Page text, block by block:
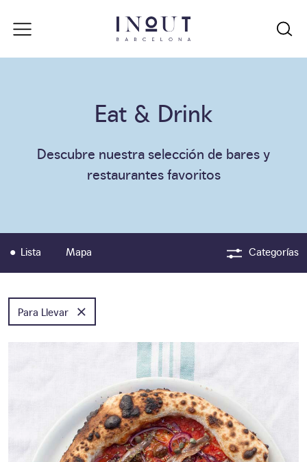
Eat & Drink
Descubre nuestra selección de bares y
restaurantes favoritos
Lista Mapa Categorías
Para Llevar ×